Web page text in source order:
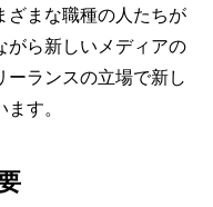
ざまな職種の人たちが
がら新しいメディアの
ランスの立場で新し
す。